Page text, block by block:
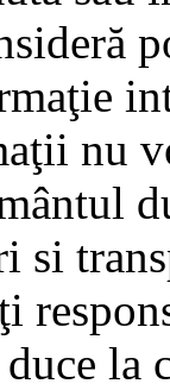
nu
si
la